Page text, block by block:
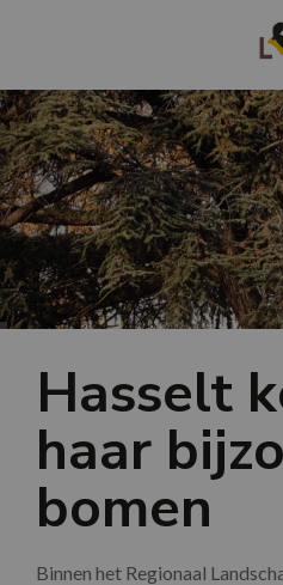
Jaaroverzicht 2025
Hasselt
haar
bomen
Binnen het Regionaal